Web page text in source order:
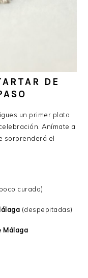
DE
un primer plato
Anímate a
sorprenderá el
curado)
(despepitadas)
Málaga